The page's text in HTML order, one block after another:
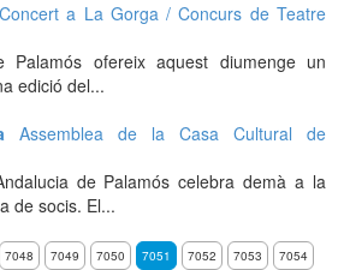
Concert a La Gorga / Concurs de Teatre
Palamós ofereix aquest diumenge un
edició del...
Assemblea de la Casa Cultural de
de Palamós celebra demà a la
de socis. El...
7048 7049 7050 7051 7052 7053 7054